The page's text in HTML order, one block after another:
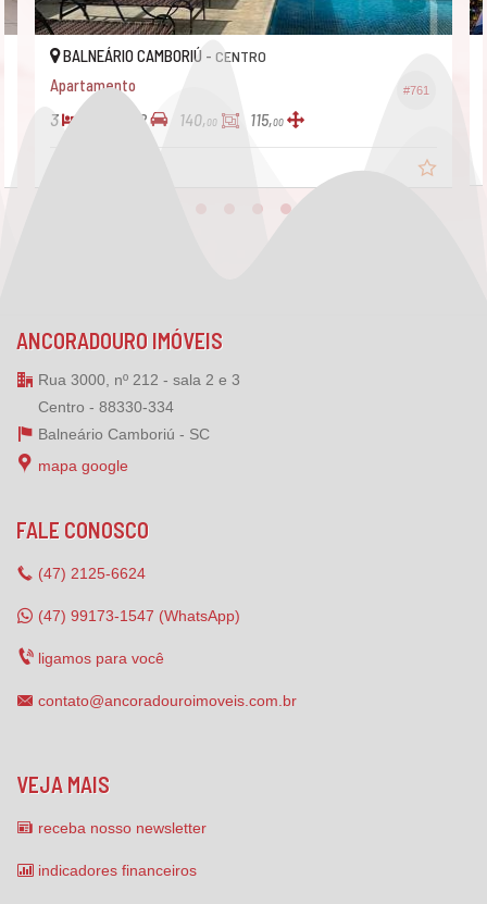
#761
BALNEÁRIO CAMBORIÚ -CENTRO
Apartamento
3 2 140, 00 115,00
ANCORADOURO IMÓVEIS
Rua 3000, nº 212 - sala 2 e 3
Centro - 88330-334
Balneário Camboriú - SC
mapa google
FALE CONOSCO
(47) 2125-6624
(47) 99173-1547 (WhatsApp)
ligamos para você
contato@ancoradouroimoveis.com.br
VEJA MAIS
receba nosso newsletter
indicadores financeiros